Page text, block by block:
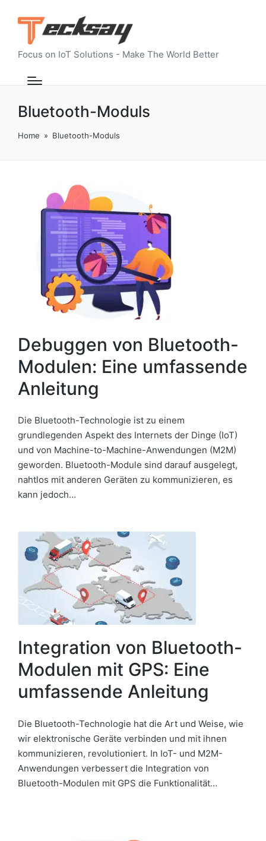
Focus on IoT Solutions - Make The World Better
Bluetooth-Moduls
Home » Bluetooth-Moduls
Debuggen von Bluetooth-
Modulen: Eine umfassende
Anleitung
Die Bluetooth-Technologie ist zu einem
grundlegenden Aspekt des Internets der Dinge (IoT)
und von Machine-to-Machine-Anwendungen (M2M)
geworden. Bluetooth-Module sind darauf ausgelegt,
nahtlos mit anderen Geräten zu kommunizieren, es
kann jedoch…
Integration von Bluetooth-
Modulen mit GPS: Eine
umfassende Anleitung
Die Bluetooth-Technologie hat die Art und Weise, wie
wir elektronische Geräte verbinden und mit ihnen
kommunizieren, revolutioniert. In IoT- und M2M-
Anwendungen verbessert die Integration von
Bluetooth-Modulen mit GPS die Funktionalität…